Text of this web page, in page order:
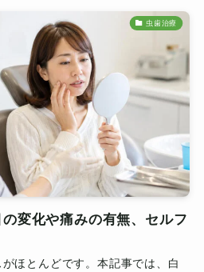
虫歯治療
変化や痛みの有無、セルフ
ほとんどです。本記事では、白